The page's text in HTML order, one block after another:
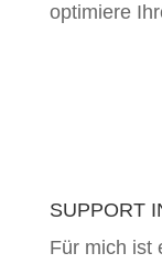
optimiere
SUPPORT
Für mich ist